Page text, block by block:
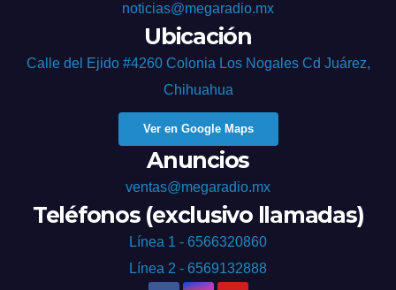
noticias@megaradio.mx
Ubicación
Calle del Ejido #4260 Colonia Los Nogales Cd Juárez,
Chihuahua
Ver en Google Maps
Anuncios
ventas@megaradio.mx
Teléfonos (exclusivo llamadas)
Línea 1 - 6566320860
Línea 2 - 6569132888